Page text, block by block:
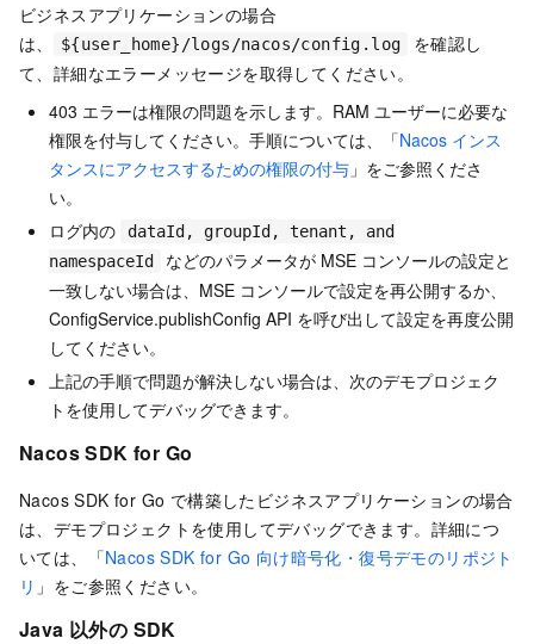
ビジネスアプリケーションの場合
は、
${user_home}/logs/nacos/config.log
を確認し
て、詳細なエラーメッセージを取得してください。
403 エラーは権限の問題を示します。RAM ユーザーに必要な
権限を付与してください。手順については、「Nacos インス
タンスにアクセスするための権限の付与 」をご参照くださ
い。
ログ内の
dataId, groupId, tenant, and
namespaceId
などのパラメータが MSE コンソールの設定と
一致しない場合は、MSE コンソールで設定を再公開するか、
ConfigService.publishConfig API を呼び出して設定を再度公開
してください。
上記の手順で問題が解決しない場合は、次のデモプロジェク
トを使用してデバッグできます。
Nacos SDK for Go
Nacos SDK for Go で構築したビジネスアプリケーションの場合
は、デモプロジェクトを使用してデバッグできます。詳細につ
いては、「Nacos SDK for Go 向け暗号化・復号デモのリポジト
リ 」をご参照ください。
Java 以外の SDK